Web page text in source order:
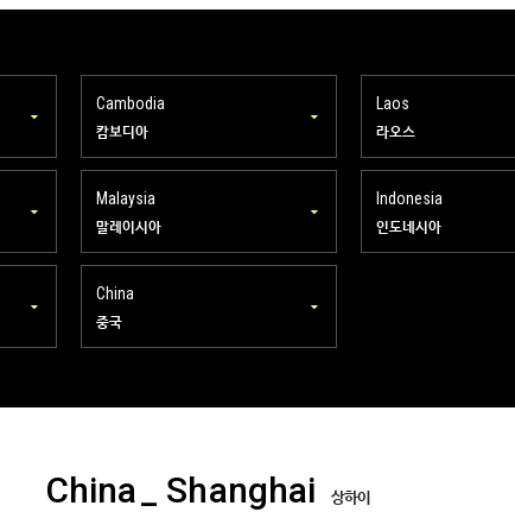
Cambodia
캄보디아
Laos
라오스
Malaysia
말레이시아
Indonesia
인도네시아
China
중국
China _ Shanghai 상하이